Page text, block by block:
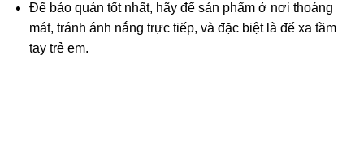
Để bảo quản tốt nhất, hãy để sản phẩm ở nơi thoáng
mát, tránh ánh nắng trực tiếp, và đặc biệt là để xa tầm
tay trẻ em.